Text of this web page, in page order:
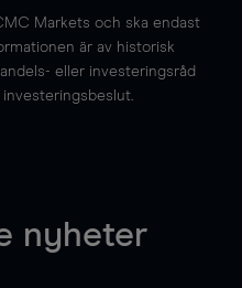
Markets och ska endast
är av historisk
eller investeringsråd
nyheter